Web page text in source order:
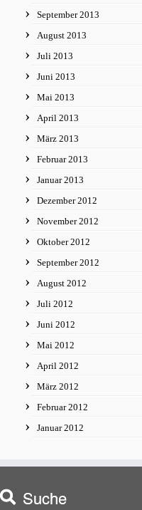
September 2013
August 2013
Juli 2013
Juni 2013
Mai 2013
April 2013
März 2013
Februar 2013
Januar 2013
Dezember 2012
November 2012
Oktober 2012
September 2012
August 2012
Juli 2012
Juni 2012
Mai 2012
April 2012
März 2012
Februar 2012
Januar 2012
Suche